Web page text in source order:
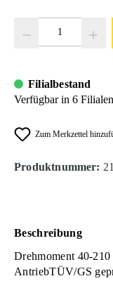
Filialbestand
Verfügbar in 6 Filialen
Zum Merkzettel
Produktnummer:
Beschreibung
Drehmoment 40-
AntriebTÜV/GS